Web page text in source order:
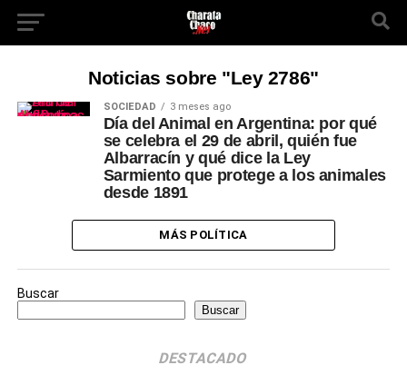
Noticias sobre "Ley 2786"
SOCIEDAD 3 meses ago
Día del Animal en Argentina: por qué
se celebra el 29 de abril, quién fue
Albarracín y qué dice la Ley
Sarmiento que protege a los animales
desde 1891
MÁS POLÍTICA
Buscar
Buscar
DESTACADO